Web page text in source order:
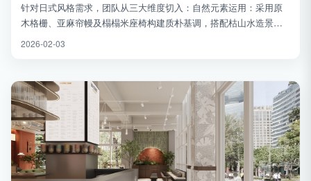
针对日式风格需求，团队从三大维度切入：自然元素运用：采用原
木格栅、亚麻帘幔及榻榻米座椅构建质朴基调，搭配枯山水造景或
竹影投影墙强化禅意氛围；功能分区优化：设置临窗卡座与半围合
2026-02-03